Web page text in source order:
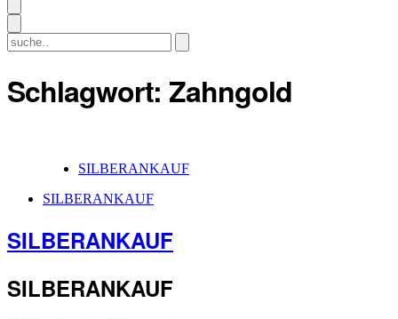
Schlagwort: Zahngold
SILBERANKAUF
SILBERANKAUF
SILBERANKAUF
SILBERANKAUF